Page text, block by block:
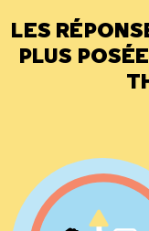
LES
PLUS